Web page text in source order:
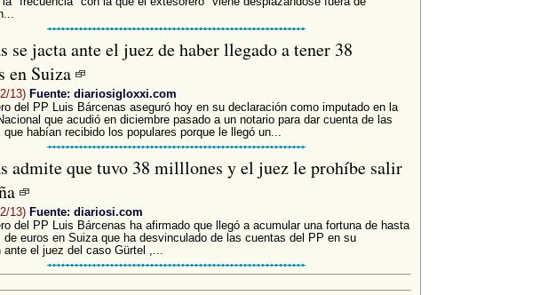
se jacta ante el juez de haber llegado a tener 38
en Suiza
13) Fuente: diariosigloxxi.com
del PP Luis Bárcenas aseguró hoy en su declaración como imputado en la
que acudió en diciembre pasado a un notario para dar cuenta de las
que habían recibido los populares porque le llegó un...
admite que tuvo 38 milllones y el juez le prohíbe salir
13) Fuente: diariosi.com
del PP Luis Bárcenas ha afirmado que llegó a acumular una fortuna de hasta
de euros en Suiza que ha desvinculado de las cuentas del PP en su
ante el juez del caso Gürtel ,...